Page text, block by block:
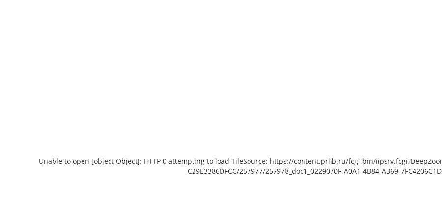
Unable to open [object Object]: HTTP 0 attempting to load TileSource: https://content.prlib.ru/fcgi-bin/
C29E3386DFCC/257977/257978_doc1_0229070F-A0A1-4B84-AB69-